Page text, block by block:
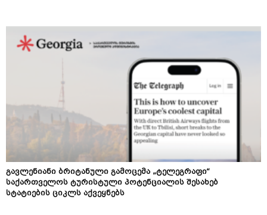
გავლენიანი ბრიტანული გამოცემა „ტელეგრაფი“
საქართველოს ტურისტული პოტენციალის შესახებ
სტატიების ციკლს აქვეყნებს